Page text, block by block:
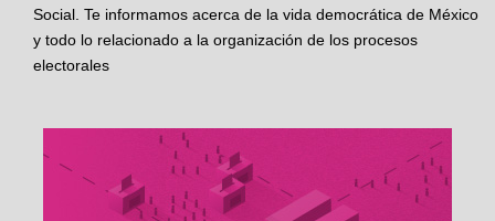
Social. Te informamos acerca de la vida democrática de México
y todo lo relacionado a la organización de los procesos
electorales